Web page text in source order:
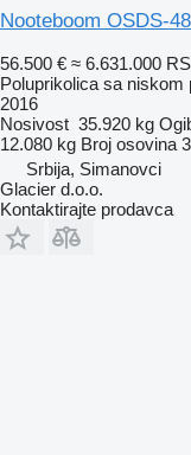
Nooteboom OSDS-
56.500 € ≈ 6.631.000
Poluprikolica sa niskom
2016
Nosivost 35.920 kg
12.080 kg Broj osovina 3
Srbija, Simanovci
Glacier d.o.o.
Kontaktirajte prodavca